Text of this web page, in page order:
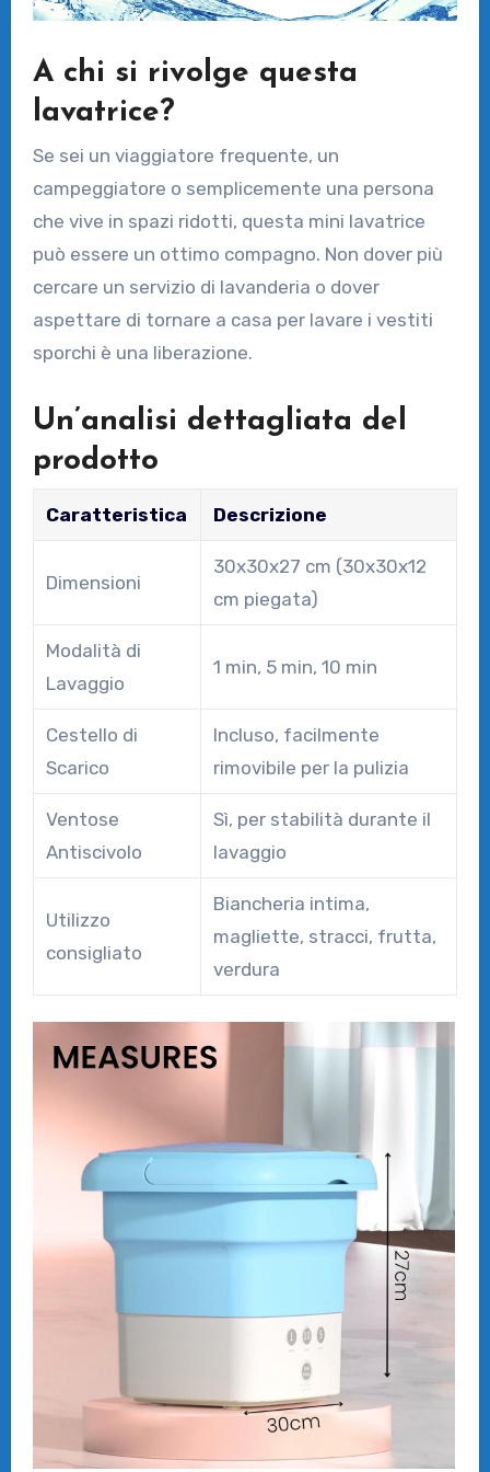
A chi si rivolge questa
lavatrice?
Se sei un viaggiatore frequente, un
campeggiatore o semplicemente una persona
che vive in spazi ridotti, questa mini lavatrice
può essere un ottimo compagno. Non dover più
cercare un servizio di lavanderia o dover
aspettare di tornare a casa per lavare i vestiti
sporchi è una liberazione.
Un’analisi dettagliata del
prodotto
Caratteristica Descrizione
Dimensioni
30x30x27 cm (30x30x12
cm piegata)
Modalità di
Lavaggio
1 min, 5 min, 10 min
Cestello di
Scarico
Incluso, facilmente
rimovibile per la pulizia
Ventose
Antiscivolo
Sì, per stabilità durante il
lavaggio
Utilizzo
consigliato
Biancheria intima,
magliette, stracci, frutta,
verdura